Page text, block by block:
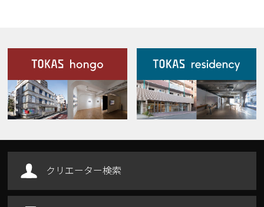
施設案内
Our Facilities
クリエーター検索